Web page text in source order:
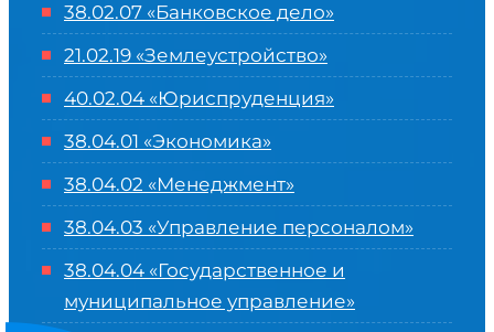
38.02.07 «Банковское дело»
21.02.19 «Землеустройство»
40.02.04 «Юриспруденция»
38.04.01 «Экономика»
38.04.02 «Менеджмент»
38.04.03 «Управление персоналом»
38.04.04 «Государственное и
муниципальное управление»